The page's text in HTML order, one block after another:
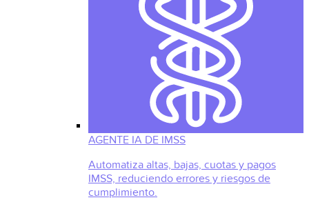
AGENTE IA DE IMSS
Automatiza altas, bajas, cuotas y pagos
IMSS, reduciendo errores y riesgos de
cumplimiento.